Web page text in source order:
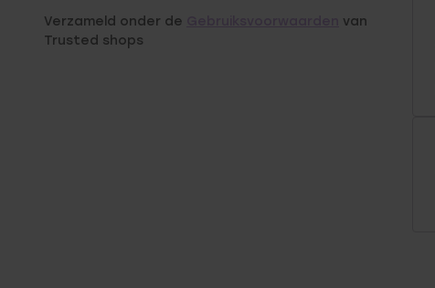
Verzameld onder de
van
Trusted shops